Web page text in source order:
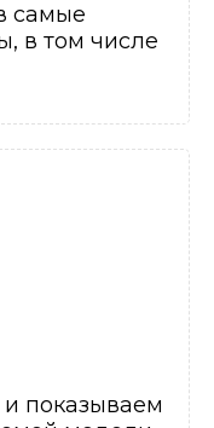
самые
в том числе
показываем